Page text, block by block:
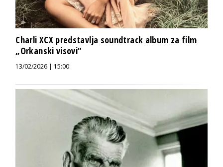
Charli XCX predstavlja soundtrack album za film
„Orkanski visovi“
13/02/2026 | 15:00